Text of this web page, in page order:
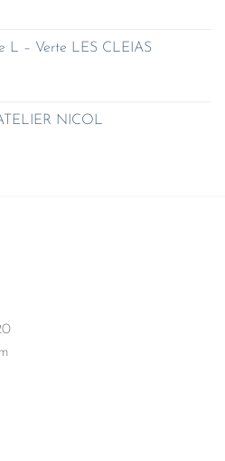
L – Verte LES CLEIAS
NICOL